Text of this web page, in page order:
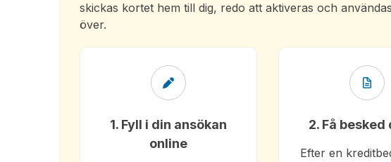
skickas kortet hem till dig, redo att aktiveras och
över.
1. Fyll i din ansökan
online
2. Få
Efter en